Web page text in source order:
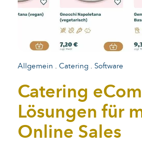
Allgemein . Catering. Software
Catering
Lösungen für
Online Sales